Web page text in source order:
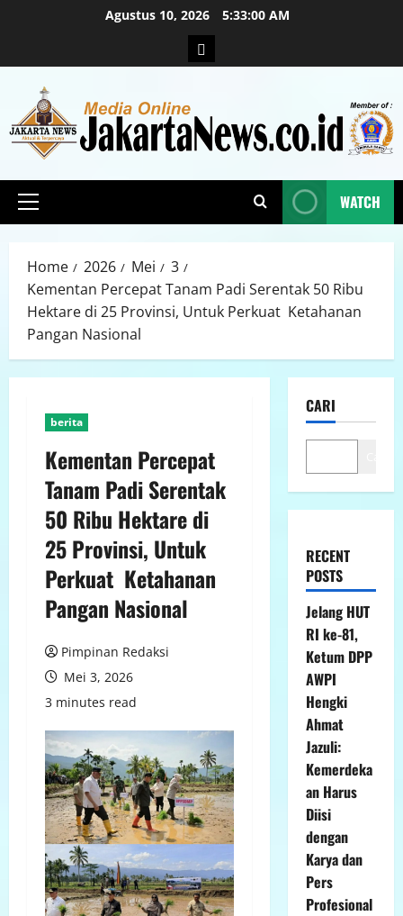
Agustus 10, 2026 5:33:02 AM
WATCH
Home 2026 Mei
3
Kementan Percepat Tanam Padi Serentak 50 Ribu
Hektare di 25 Provinsi, Untuk Perkuat Ketahanan
Pangan Nasional
berita
Kementan Percepat
Tanam Padi Serentak
50 Ribu Hektare di
25 Provinsi, Untuk
Perkuat Ketahanan
Pangan Nasional
Pimpinan Redaksi
Mei 3, 2026
3 minutes read
CARI
RECENT
POSTS
Jelang HUT
RI ke-81,
Ketum DPP
AWPI
Hengki
Ahmat
Jazuli:
Kemerdeka
an Harus
Diisi
dengan
Karya dan
Pers
Profesional